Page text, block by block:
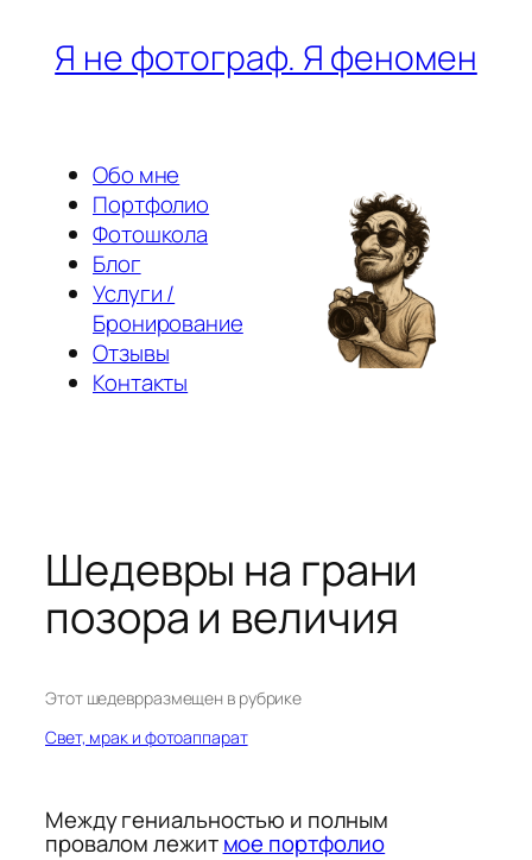
ПерейтиЯ не фотограф. Я феномен
Обо мне
Портфолио
Фотошкола
Блог
Услуги /
Бронирование
Отзывы
Контакты
Шедевры на грани
позора и величия
Этот шедеврразмещен в рубрике
Свет, мрак и фотоаппарат
Между гениальностью и полным
провалом лежитмое портфолио